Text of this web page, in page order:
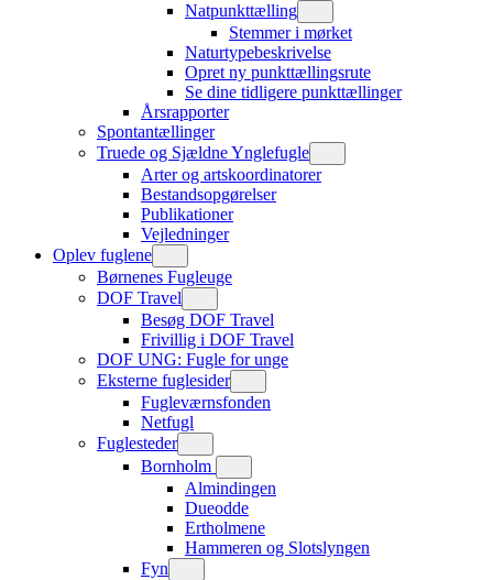
Natpunkttælling
Stemmer i mørket
Naturtypebeskrivelse
Opret ny punkttællingsrute
Se dine tidligere punkttællinger
Årsrapporter
Spontantællinger
Truede og Sjældne Ynglefugle
Arter og artskoordinatorer
Bestandsopgørelser
Publikationer
Vejledninger
Oplev fuglene
Børnenes Fugleuge
DOF Travel
Besøg DOF Travel
Frivillig i DOF Travel
DOF UNG: Fugle for unge
Eksterne fuglesider
Fugleværnsfonden
Netfugl
Fuglesteder
Bornholm
Almindingen
Dueodde
Ertholmene
Hammeren og Slotslyngen
Fyn